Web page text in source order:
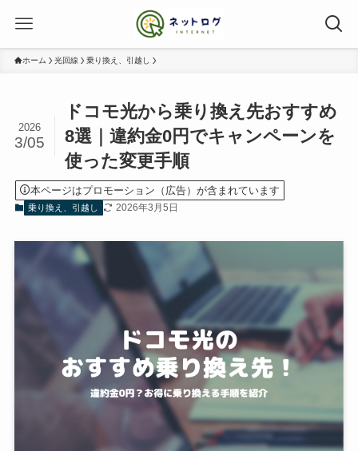
ホーム 光回線 乗り換え、引越し
ドコモ光から乗り換え先おすすめ
8選｜違約金0円でキャンペーンを
使った変更手順
2026
3/05
本ページはプロモーション（広告）が含まれています
乗り換え、引越し 2026年3月5日